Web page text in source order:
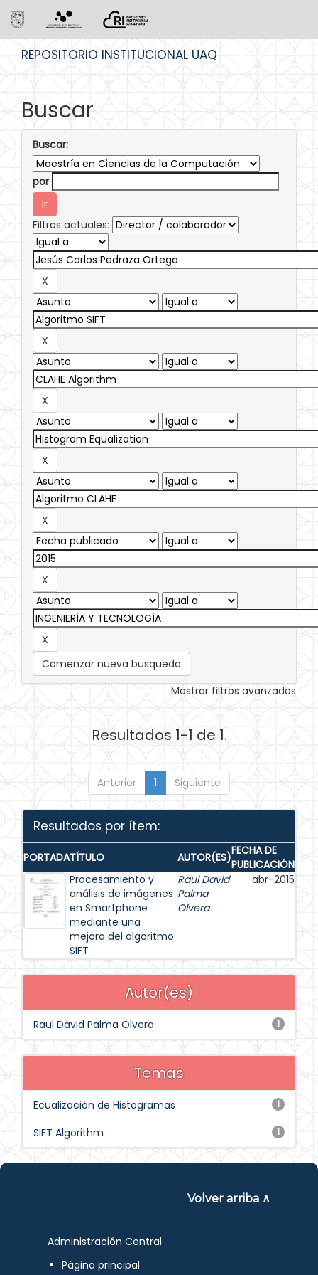
REPOSITORIO INSTITUCIONAL UAQ
Buscar
Buscar:
por
Filtros actuales:
Comenzar nueva busqueda
Mostrar filtros avanzados
Resultados 1-1 de 1.
Anterior 1 Siguiente
Resultados por ítem:
PORTADATÍTULO AUTOR(ES)FECHA DE
PUBLICACIÓN
Procesamiento y
análisis de imágenes
en Smartphone
mediante una
mejora del algoritmo
SIFT
Raul David
Palma
Olvera
abr-2015
Autor(es)
1
Raul David Palma Olvera
Temas
1
Ecualización de Histogramas
1
SIFT Algorithm
Volver arriba ∧
Administración Central
Página principal